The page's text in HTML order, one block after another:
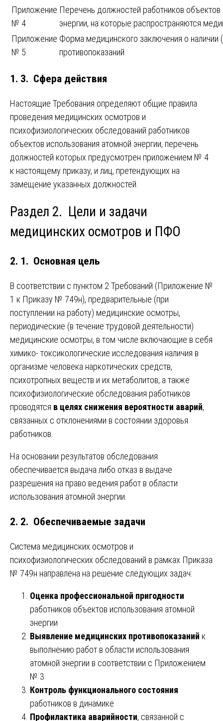
Приложение
№ 4
Перечень должностей работников объектов
энергии, на которые распространяются
Приложение
№ 5
Форма медицинского заключения о наличии
противопоказаний
1. 3. Сфера действия
Настоящие Требования определяют общие правила
проведения медицинских осмотров и
психофизиологических обследований работников
объектов использования атомной энергии, перечень
должностей которых предусмотрен приложением № 4
к настоящему приказу, и лиц, претендующих на
замещение указанных должностей.
Раздел 2. Цели и задачи
медицинских осмотров и ПФО
2. 1. Основная цель
В соответствии с пунктом 2 Требований (Приложение №
1 к Приказу № 749н), предварительные (при
поступлении на работу) медицинские осмотры,
периодические (в течение трудовой деятельности)
медицинские осмотры, в том числе включающие в себя
химико- токсикологические исследования наличия в
организме человека наркотических средств,
психотропных веществ и их метаболитов, а также
психофизиологические обследования работников
проводятся в целях снижения вероятности аварий,
связанных с отклонениями в состоянии здоровья
работников.
На основании результатов обследования
обеспечивается выдача либо отказ в выдаче
разрешения на право ведения работ в области
использования атомной энергии.
2. 2. Обеспечиваемые задачи
Система медицинских осмотров и
психофизиологических обследований в рамках Приказа
№ 749н направлена на решение следующих задач:
Оценка профессиональной пригодности
работников объектов использования атомной
энергии
Выявление медицинских противопоказаний к
выполнению работ в области использования
атомной энергии в соответствии с Приложением
№ 3
Контроль функционального состояния
работников в динамике
Профилактика аварийности, связанной с